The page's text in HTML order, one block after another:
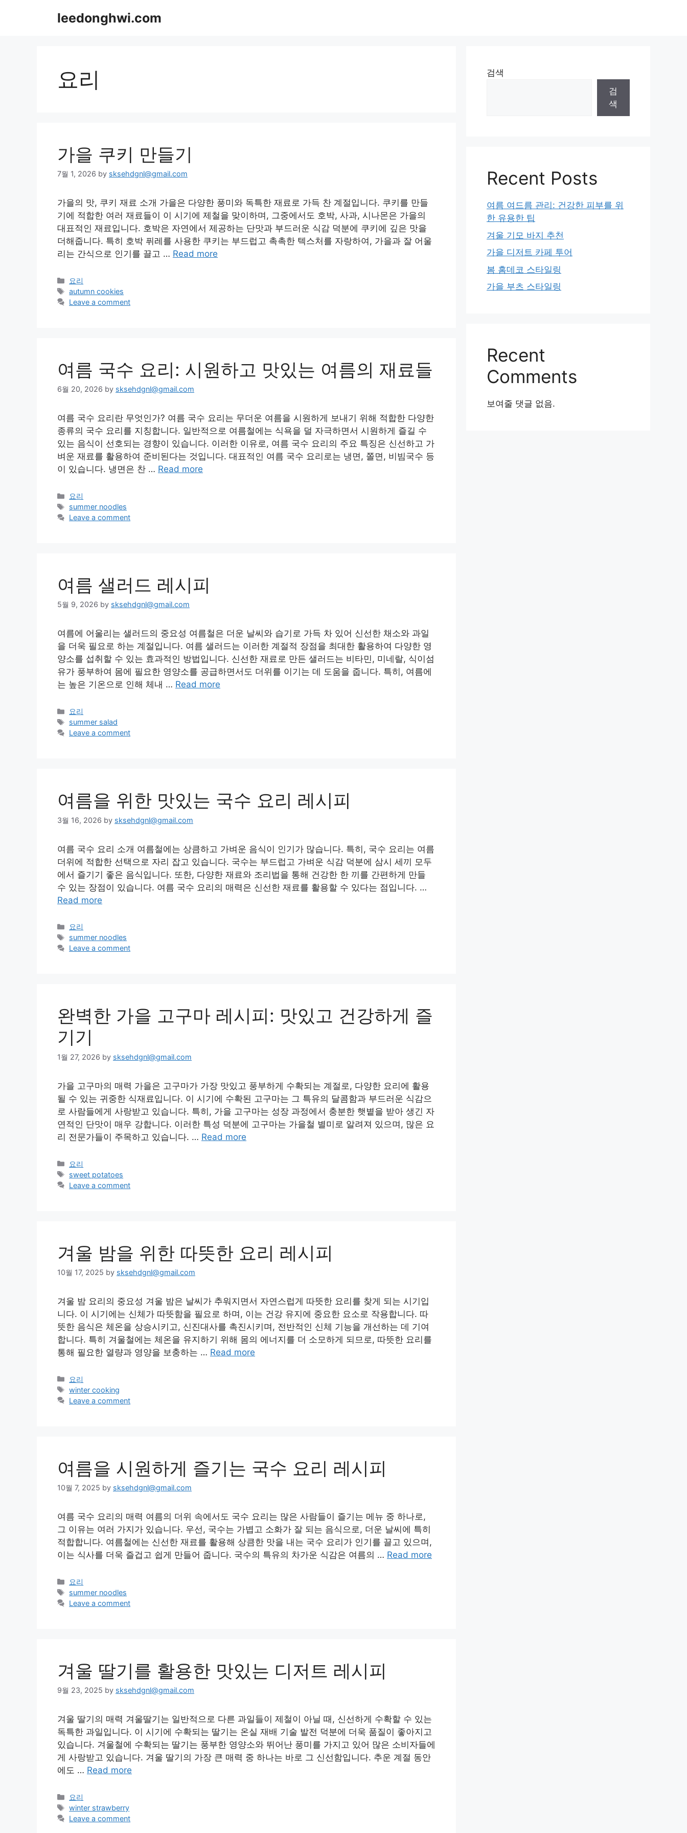
leedonghwi.com
요리
가을 쿠키 만들기
7월 1, 2026 by sksehdgnl@gmail.com
가을의 맛, 쿠키 재료 소개 가을은 다양한 풍미와 독특한 재료로 가득 찬 계절입니다. 쿠키를 만들
기에 적합한 여러 재료들이 이 시기에 제철을 맞이하며, 그중에서도 호박, 사과, 시나몬은 가을의
대표적인 재료입니다. 호박은 자연에서 제공하는 단맛과 부드러운 식감 덕분에 쿠키에 깊은 맛을
더해줍니다. 특히 호박 퓌레를 사용한 쿠키는 부드럽고 촉촉한 텍스처를 자랑하여, 가을과 잘 어울
리는 간식으로 인기를 끌고 … Read more
Categories
요리
Tags
autumn cookies
Leave a comment
여름 국수 요리: 시원하고 맛있는 여름의 재료들
6월 20, 2026 by sksehdgnl@gmail.com
여름 국수 요리란 무엇인가? 여름 국수 요리는 무더운 여름을 시원하게 보내기 위해 적합한 다양한
종류의 국수 요리를 지칭합니다. 일반적으로 여름철에는 식욕을 덜 자극하면서 시원하게 즐길 수
있는 음식이 선호되는 경향이 있습니다. 이러한 이유로, 여름 국수 요리의 주요 특징은 신선하고 가
벼운 재료를 활용하여 준비된다는 것입니다. 대표적인 여름 국수 요리로는 냉면, 쫄면, 비빔국수 등
이 있습니다. 냉면은 찬 … Read more
Categories
요리
Tags
summer noodles
Leave a comment
여름 샐러드 레시피
5월 9, 2026 by sksehdgnl@gmail.com
여름에 어울리는 샐러드의 중요성 여름철은 더운 날씨와 습기로 가득 차 있어 신선한 채소와 과일
을 더욱 필요로 하는 계절입니다. 여름 샐러드는 이러한 계절적 장점을 최대한 활용하여 다양한 영
양소를 섭취할 수 있는 효과적인 방법입니다. 신선한 재료로 만든 샐러드는 비타민, 미네랄, 식이섬
유가 풍부하여 몸에 필요한 영양소를 공급하면서도 더위를 이기는 데 도움을 줍니다. 특히, 여름에
는 높은 기온으로 인해 체내 … Read more
Categories
요리
Tags
summer salad
Leave a comment
여름을 위한 맛있는 국수 요리 레시피
3월 16, 2026 by sksehdgnl@gmail.com
여름 국수 요리 소개 여름철에는 상큼하고 가벼운 음식이 인기가 많습니다. 특히, 국수 요리는 여름
더위에 적합한 선택으로 자리 잡고 있습니다. 국수는 부드럽고 가벼운 식감 덕분에 삼시 세끼 모두
에서 즐기기 좋은 음식입니다. 또한, 다양한 재료와 조리법을 통해 건강한 한 끼를 간편하게 만들
수 있는 장점이 있습니다. 여름 국수 요리의 매력은 신선한 재료를 활용할 수 있다는 점입니다. …
Read more
Categories
요리
Tags
summer noodles
Leave a comment
완벽한 가을 고구마 레시피: 맛있고 건강하게 즐
기기
1월 27, 2026 by sksehdgnl@gmail.com
가을 고구마의 매력 가을은 고구마가 가장 맛있고 풍부하게 수확되는 계절로, 다양한 요리에 활용
될 수 있는 귀중한 식재료입니다. 이 시기에 수확된 고구마는 그 특유의 달콤함과 부드러운 식감으
로 사람들에게 사랑받고 있습니다. 특히, 가을 고구마는 성장 과정에서 충분한 햇볕을 받아 생긴 자
연적인 단맛이 매우 강합니다. 이러한 특성 덕분에 고구마는 가을철 별미로 알려져 있으며, 많은 요
리 전문가들이 주목하고 있습니다. … Read more
Categories
요리
Tags
sweet potatoes
Leave a comment
겨울 밤을 위한 따뜻한 요리 레시피
10월 17, 2025 by sksehdgnl@gmail.com
겨울 밤 요리의 중요성 겨울 밤은 날씨가 추워지면서 자연스럽게 따뜻한 요리를 찾게 되는 시기입
니다. 이 시기에는 신체가 따뜻함을 필요로 하며, 이는 건강 유지에 중요한 요소로 작용합니다. 따
뜻한 음식은 체온을 상승시키고, 신진대사를 촉진시키며, 전반적인 신체 기능을 개선하는 데 기여
합니다. 특히 겨울철에는 체온을 유지하기 위해 몸의 에너지를 더 소모하게 되므로, 따뜻한 요리를
통해 필요한 열량과 영양을 보충하는 … Read more
Categories
요리
Tags
winter cooking
Leave a comment
여름을 시원하게 즐기는 국수 요리 레시피
10월 7, 2025 by sksehdgnl@gmail.com
여름 국수 요리의 매력 여름의 더위 속에서도 국수 요리는 많은 사람들이 즐기는 메뉴 중 하나로,
그 이유는 여러 가지가 있습니다. 우선, 국수는 가볍고 소화가 잘 되는 음식으로, 더운 날씨에 특히
적합합니다. 여름철에는 신선한 재료를 활용해 상큼한 맛을 내는 국수 요리가 인기를 끌고 있으며,
이는 식사를 더욱 즐겁고 쉽게 만들어 줍니다. 국수의 특유의 차가운 식감은 여름의 … Read more
Categories
요리
Tags
summer noodles
Leave a comment
겨울 딸기를 활용한 맛있는 디저트 레시피
9월 23, 2025 by sksehdgnl@gmail.com
겨울 딸기의 매력 겨울딸기는 일반적으로 다른 과일들이 제철이 아닐 때, 신선하게 수확할 수 있는
독특한 과일입니다. 이 시기에 수확되는 딸기는 온실 재배 기술 발전 덕분에 더욱 품질이 좋아지고
있습니다. 겨울철에 수확되는 딸기는 풍부한 영양소와 뛰어난 풍미를 가지고 있어 많은 소비자들에
게 사랑받고 있습니다. 겨울 딸기의 가장 큰 매력 중 하나는 바로 그 신선함입니다. 추운 계절 동안
에도 … Read more
Categories
요리
Tags
winter strawberry
Leave a comment
검색
검
색
Recent Posts
여름 여드름 관리: 건강한 피부를 위
한 유용한 팁
겨울 기모 바지 추천
가을 디저트 카페 투어
봄 홈데코 스타일링
가을 부츠 스타일링
Recent
Comments
보여줄 댓글 없음.